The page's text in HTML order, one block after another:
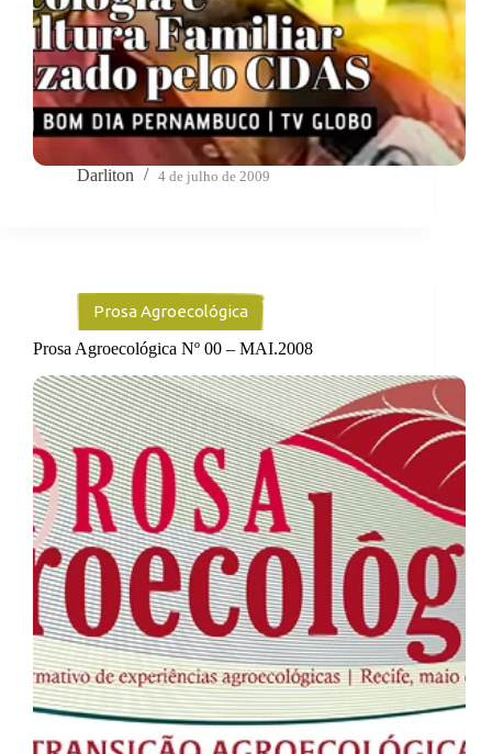
Darliton 4 de julho de 2009
Prosa Agroecológica
Prosa Agroecológica Nº 00 – MAI.2008